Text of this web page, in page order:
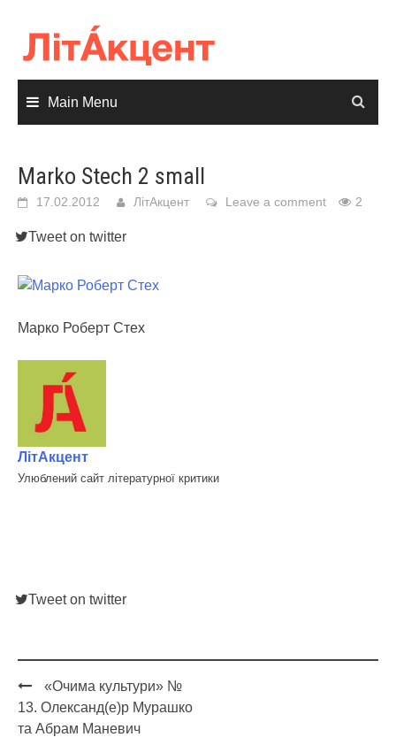
content
Main Menu
Marko Stech 2 small
17.02.2012 ЛітАкцент Leave a comment 2
Tweet on twitter
Марко Роберт Стех
ЛітАкцент
Улюблений сайт літературної критики
Tweet on twitter
Post
navigation
«Очима культури» №
13. Олександ(е)р Мурашко
та Абрам Маневич